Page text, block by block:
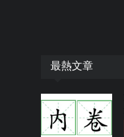
最熱文章